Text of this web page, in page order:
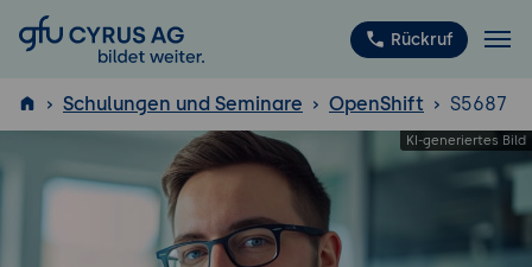
GFU Cyrus AG Rückruf
ISTQB
Schulungen und Seminare OpenShift S5687